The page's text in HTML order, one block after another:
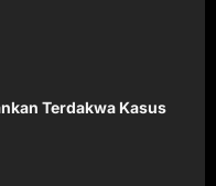
Terdakwa Kasus